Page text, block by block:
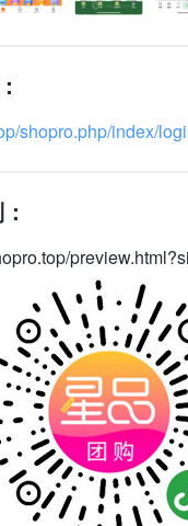
shopro.php/index/